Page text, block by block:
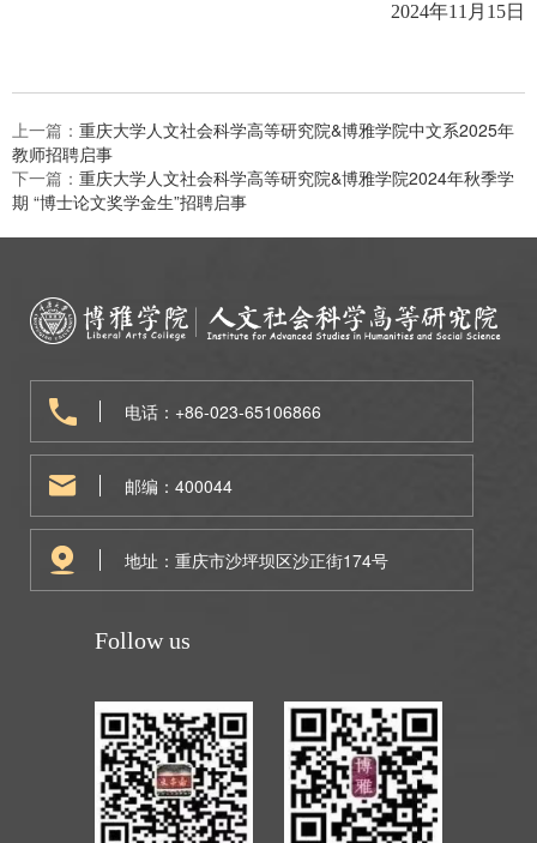
2024年11月15日
上一篇： 重庆大学人文社会科学高等研究院&博雅学院中文系2025年
教师招聘启事
下一篇： 重庆大学人文社会科学高等研究院&博雅学院2024年秋季学
期 “博士论文奖学金生”招聘启事
电话：+86-023-65106866
邮编：400044
地址：重庆市沙坪坝区沙正街174号
Follow us